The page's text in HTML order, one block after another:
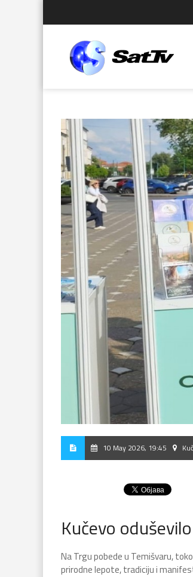
10 May 2026, 19:45
Kučevo
Na Trgu pobede u Temišvaru,
prirodne lepote, tradiciju i